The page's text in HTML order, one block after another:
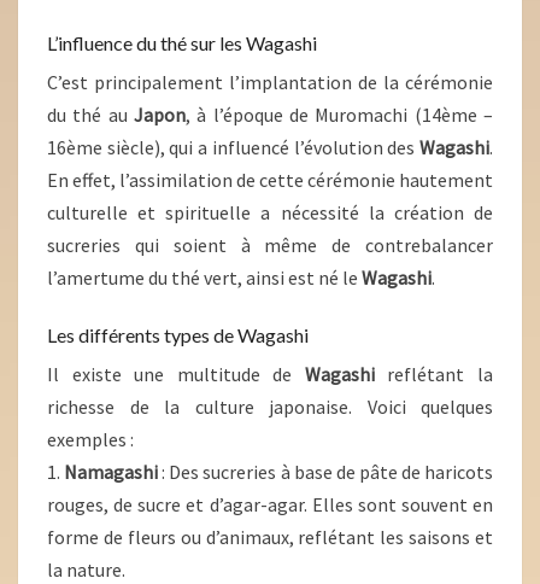
L’influence du thé sur les Wagashi
C’est principalement l’implantation de la cérémonie
du thé au Japon, à l’époque de Muromachi (14ème –
16ème siècle), qui a influencé l’évolution des Wagashi.
En effet, l’assimilation de cette cérémonie hautement
culturelle et spirituelle a nécessité la création de
sucreries qui soient à même de contrebalancer
l’amertume du thé vert, ainsi est né le Wagashi.
Les différents types de Wagashi
Il existe une multitude de Wagashireflétant la
richesse de la culture japonaise. Voici quelques
exemples :
1. Namagashi: Des sucreries à base de pâte de haricots
rouges, de sucre et d’agar-agar. Elles sont souvent en
forme de fleurs ou d’animaux, reflétant les saisons et
la nature.